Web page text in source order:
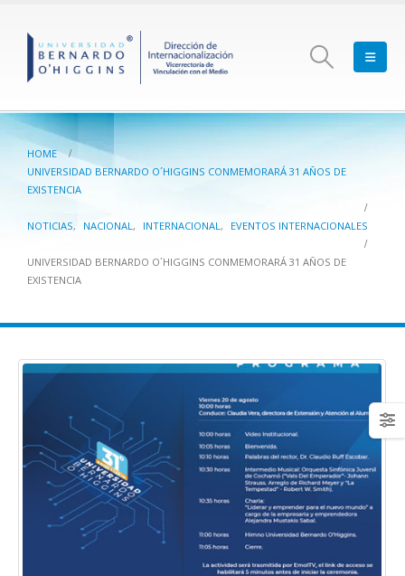
HOME
UNIVERSIDAD BERNARDO O´HIGGINS CONMEMORARÁ 31 AÑOS DE
EXISTENCIA
NOTICIAS, NACIONAL, INTERNACIONAL, EVENTOS INTERNACIONALES
UNIVERSIDAD BERNARDO O´HIGGINS CONMEMORARÁ 31 AÑOS DE
EXISTENCIA